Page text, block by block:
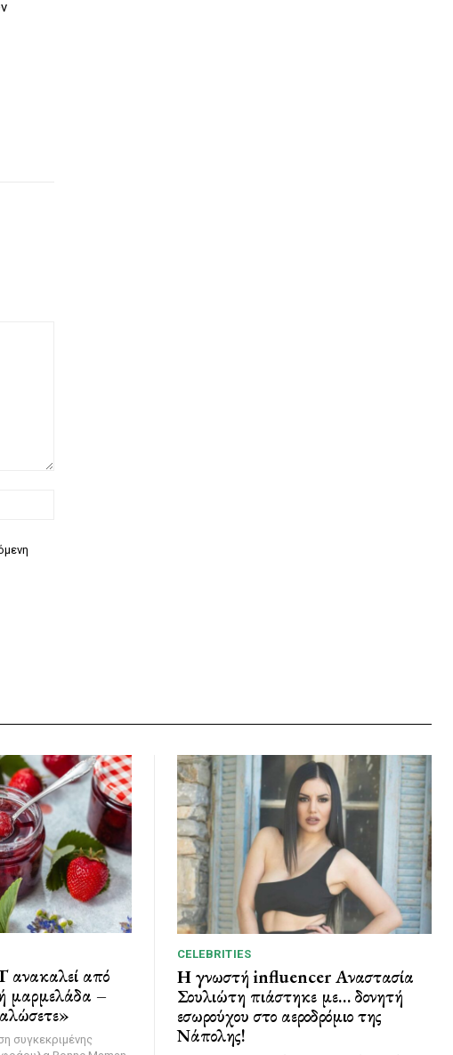
από
μαρμελάδα –
συγκεκριμένης
CELEBRITIES
Η γνωστή influencer Αναστασία
Σουλιώτη πιάστηκε με… δονητή
εσωρούχου στο αεροδρόμιο της
Νάπολης!